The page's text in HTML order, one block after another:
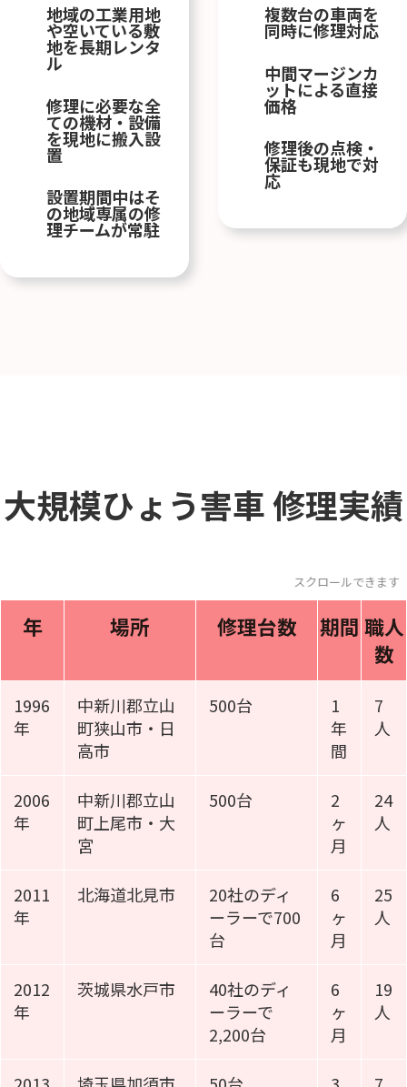
地域の工業用地
や空いている敷
地を長期レンタ
ル
修理に必要な全
ての機材・設備
を現地に搬入設
置
設置期間中はそ
の地域専属の修
理チームが常駐
複数台の車両を
同時に修理対応
中間マージンカ
ットによる直接
価格
修理後の点検・
保証も現地で対
応
大規模ひょう害車修理実績
スクロールできま
年 場所 修理台数 期間 職人
数
1996
年
中新川郡立山
町狭山市・日
高市
500台
1
年
間
7
人
2006
年
中新川郡立山
町上尾市・大
宮
500台
2
ヶ
月
24
人
2011
年
北海道北見市
20社のディ
ーラーで700
台
6
ヶ
月
25
人
2012
年
茨城県水戸市
40社のディ
ーラーで
2,200台
6
ヶ
月
19
人